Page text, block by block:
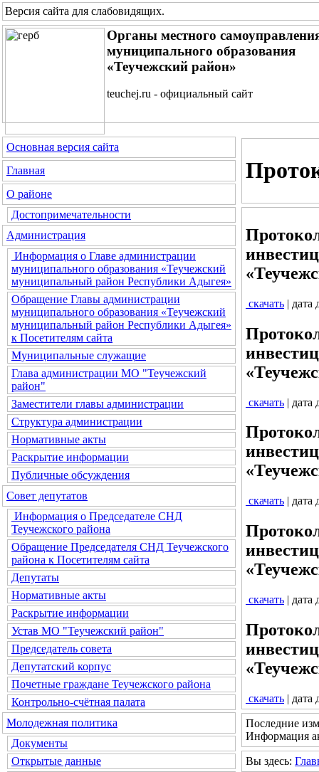
Версия сайта для слабовидящих.
Органы местного
муниципального образования
«Теучежский район»
teuchej.ru - официальный сайт
Основная версия сайта
Главная
О районе
Достопримечательности
Администрация
Информация о Главе администрации
муниципального образования «Теучежский
муниципальный район Республики Адыгея»
Обращение Главы администрации
муниципального образования «Теучежский
муниципальный район Республики Адыгея»
к Посетителям сайта
Муниципальные служащие
Глава администрации МО "Теучежский
район"
Заместители главы администрации
Структура администрации
Нормативные акты
Раскрытие информации
Публичные обсуждения
Совет депутатов
Информация о Председателе СНД
Теучежского района
Обращение Председателя СНД Теучежского
района к Посетителям сайта
Депутаты
Нормативные акты
Раскрытие информации
Устав МО "Теучежский район"
Председатель совета
Депутатский корпус
Почетные граждане Теучежского района
Контрольно-счётная палата
Молодежная политика
Документы
Открытые данные
скачать | дата
скачать | дата
скачать | дата
скачать | дата
скачать | дата
Последние
Информация
Вы здесь: